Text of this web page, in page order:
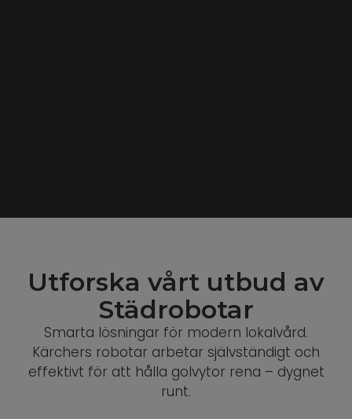
Utforska vårt utbud av
Städrobotar
Smarta lösningar för modern lokalvård.
Kärchers robotar arbetar självständigt och
effektivt för att hålla golvytor rena – dygnet
runt.